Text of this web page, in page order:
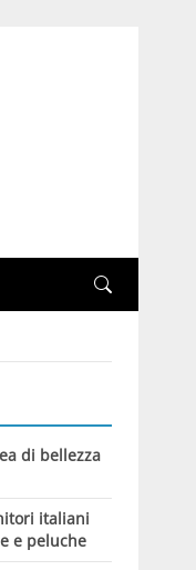
di bellezza
italiani
e peluche